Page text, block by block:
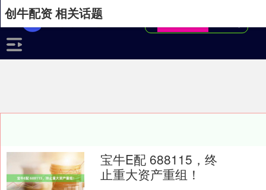
创牛配资 相关话题
宝牛E配 688115，终
止重大资产重组！